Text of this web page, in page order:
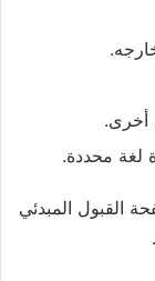
لغة محددة.
القبول المبدئي